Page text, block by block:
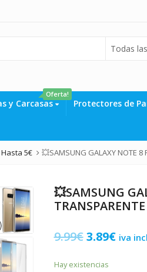
Todas
y Carcasas
Oferta!
Protectores de
Hasta 5€ 💥SAMSUNG GALAXY NOTE 8
💥SAMSUNG
9.99€ El
3.89€Eliva
Hay existencias